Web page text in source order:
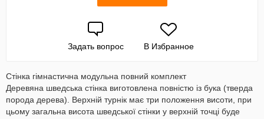
Задать вопрос В Избранное
Стінка гімнастична модульна повний комплект
Деревяна шведська стінка виготовлена ​​повністю із бука (тверда
порода дерева). Верхній турнік має три положення висоти, при
цьому загальна висота шведської стінки у верхній точці буде